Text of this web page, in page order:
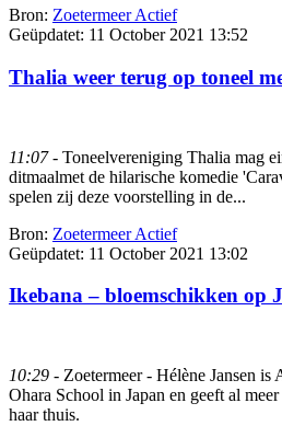
Bron: Zoetermeer Actief
Geüpdatet: 11 October 2021 13:52
Thalia weer terug op toneel
11:07- Toneelvereniging Thalia mag
ditmaalmet de hilarische komedie
spelen zij deze voorstelling in de...
Bron: Zoetermeer Actief
Geüpdatet: 11 October 2021 13:02
Ikebana – bloemschikken op
10:29 - Zoetermeer - Hélène Jansen is
Ohara School in Japan en geeft al
haar thuis.